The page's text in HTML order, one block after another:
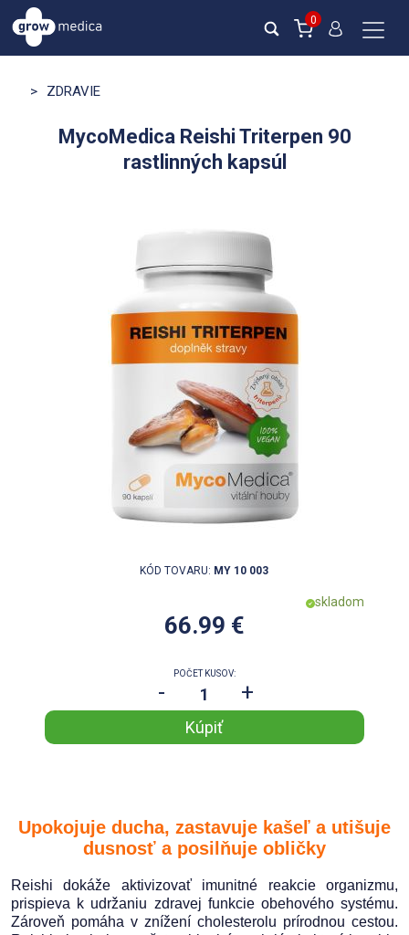
0
> ZDRAVIE
MycoMedica Reishi Triterpen 90
rastlinných kapsúl
KÓD TOVARU: MY 10 003
skladom
66.99 €
POČET KUSOV:
- +
Upokojuje ducha, zastavuje kašeľ a utišuje
dusnosť a posilňuje obličky
Reishi dokáže aktivizovaťimunitné reakcie organizmu,
prispieva k udržaniu zdravej funkcie obehového systému.
Zároveň pomáha v znížení cholesterolu prírodnou cestou.